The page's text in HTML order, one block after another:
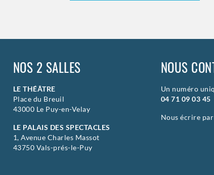
NOS 2 SALLES
LE THÉÂTRE
Place du Breuil
43000 Le Puy-en-Velay
LE PALAIS DES SPECTACLES
1, Avenue Charles Massot
43750 Vals-prés-le-Puy
NOUS
Un numéro
04 71 09 03 45
Nous écrire